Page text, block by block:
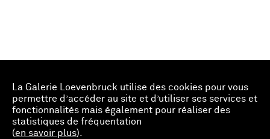
La Galerie Loevenbruck utilise des cookies pour vous
permettre d’accéder au site et d’utiliser ses services et
fonctionnalités mais également pour réaliser des
statistiques de fréquentation
(en savoir plus).